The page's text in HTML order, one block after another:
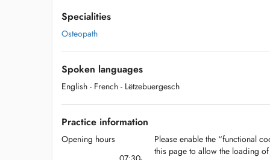
Techniques crâniennes (globale, migraine, vertiges,
nausées, douleurs ventre)
Techniques anglaises structurelles à multiparamètres ainsi
preuves scientifiques.
Ostéopathie périnatale et pédiatrique (seroop.org)
Techniques Fasciales (Myers Tom) et musculaires.
Réhabilitation sportive: adaptation des exercices en
Specialities
Osteopath
Spoken languages
English - French - Lëtzebuergesch
Practice information
Opening hours
Please enable the “functional
this page to allow the loading